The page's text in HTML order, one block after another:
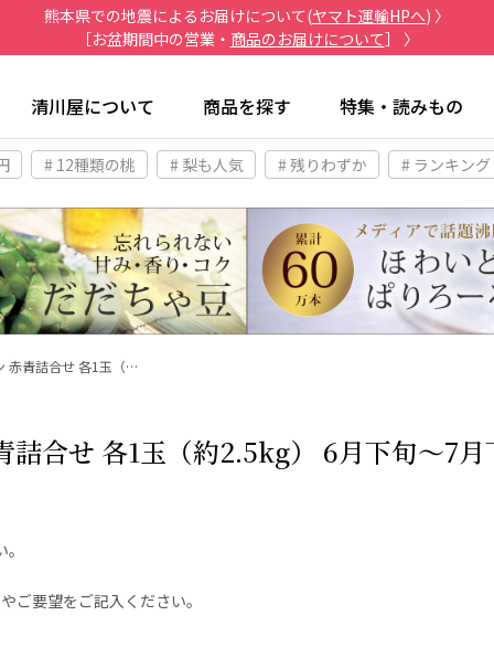
熊本県での地震によるお届けについて(ヤマト運輸HPへ) 〉
［お盆期間中の営業・ 商品のお届けについて］ 〉
清川屋について 商品を探す 特集・読みもの
# 12種類の桃 # 梨も人気 # 残りわずか # ランキング
赤青詰合せ 各1玉（…
詰合せ 各1玉（約2.5kg） 6月下旬～7
ご要望をご記入ください。